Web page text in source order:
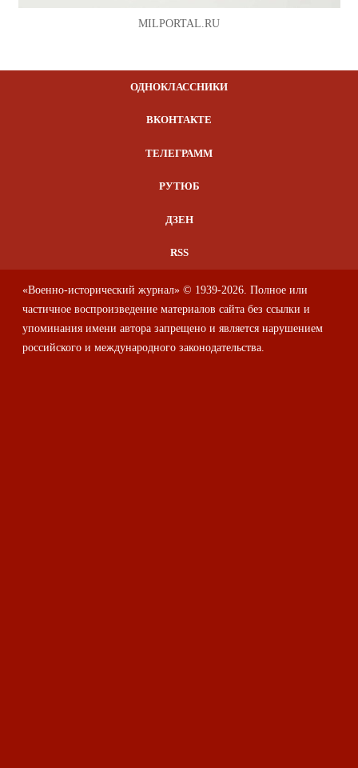
MILPORTAL.RU
ОДНОКЛАССНИКИ
ВКОНТАКТЕ
ТЕЛЕГРАММ
РУТЮБ
ДЗЕН
RSS
«Военно-исторический журнал» © 1939-2026. Полное или
частичное воспроизведение материалов сайта без ссылки и
упоминания имени автора запрещено и является нарушением
российского и международного законодательства.